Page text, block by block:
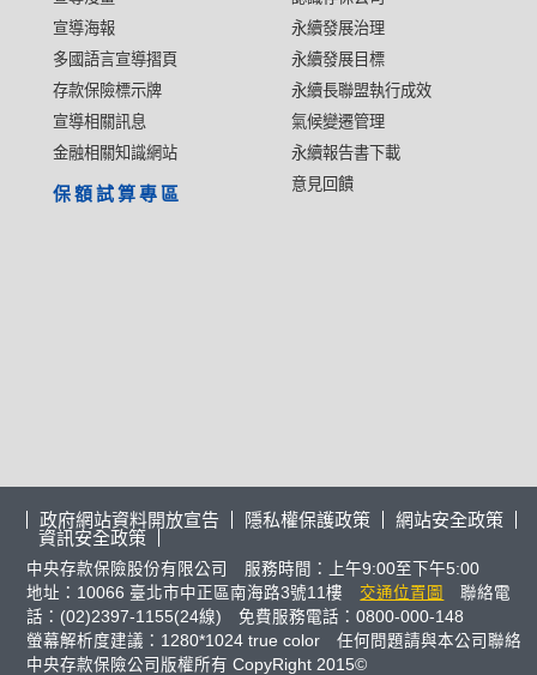
宣導海報
多國語言宣導摺頁
存款保險標示牌
宣導相關訊息
金融相關知識網站
永續發展治理
永續發展目標
永續長聯盟執行成效
氣候變遷管理
永續報告書下載
意見回饋
保額試算專區
政府網站資料開放宣告 隱私權保護政策
網站安全政策
資訊安全政策
中央存款保險股份有限公司 服務時間：上午9:00至下午5:00
地址：10066 臺北市中正區南海路3號11樓
交通位置圖
聯絡電
話：(02)2397-1155(24線) 免費服務電話：0800-000-148
螢幕解析度建議：1280*1024 true color 任何問題請與本公司聯絡
中央存款保險公司版權所有 CopyRight 2015©